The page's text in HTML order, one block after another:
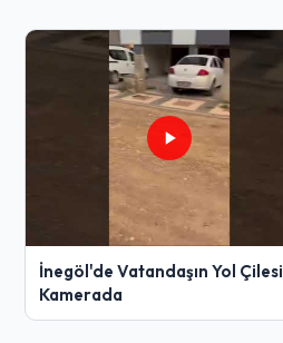
İnegöl'de Vatandaşın Yol Çilesi
Kamerada